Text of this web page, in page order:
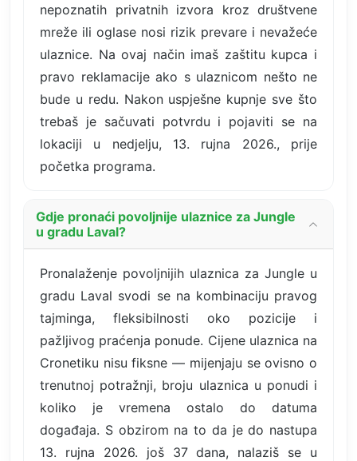
nepoznatih privatnih izvora kroz društvene
mreže ili oglase nosi rizik prevare i nevažeće
ulaznice. Na ovaj način imaš zaštitu kupca i
pravo reklamacije ako s ulaznicom nešto ne
bude u redu. Nakon uspješne kupnje sve što
trebaš je sačuvati potvrdu i pojaviti se na
lokaciji u nedjelju, 13. rujna 2026., prije
početka programa.
Gdje pronaći povoljnije ulaznice za Jungle
u gradu Laval?
Pronalaženje povoljnijih ulaznica za Jungle u
gradu Laval svodi se na kombinaciju pravog
tajminga, fleksibilnosti oko pozicije i
pažljivog praćenja ponude. Cijene ulaznica na
Cronetiku nisu fiksne — mijenjaju se ovisno o
trenutnoj potražnji, broju ulaznica u ponudi i
koliko je vremena ostalo do datuma
događaja. S obzirom na to da je do nastupa
13. rujna 2026. još 37 dana, nalaziš se u